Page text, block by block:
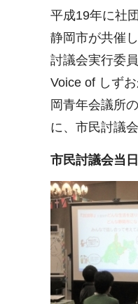
平成19年に社
静岡市が共催
討議会実行委
Voice of しず
岡青年会議所
に、市民討議
市民討議会当